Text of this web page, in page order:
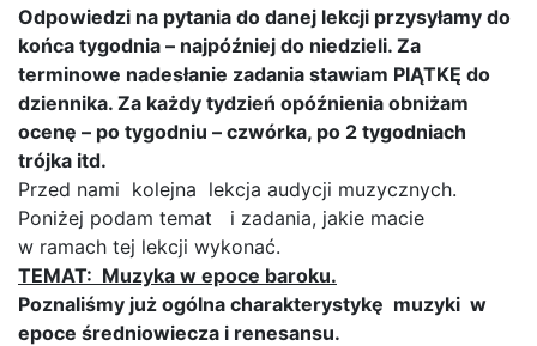
Odpowiedzi na pytania do danej lekcji przysyłamy do
końca tygodnia – najpóźniej do niedzieli. Za
terminowe nadesłanie zadania stawiam PIĄTKĘ do
dziennika. Za każdy tydzień opóźnienia obniżam
ocenę – po tygodniu – czwórka, po 2 tygodniach
trójka itd.
Przed nami kolejna lekcja audycji muzycznych.
Poniżej podam temat i zadania, jakie macie
w ramach tej lekcji wykonać.
TEMAT: Muzyka w epoce baroku.
Poznaliśmy już ogólna charakterystykę muzyki w
epoce średniowiecza i renesansu.